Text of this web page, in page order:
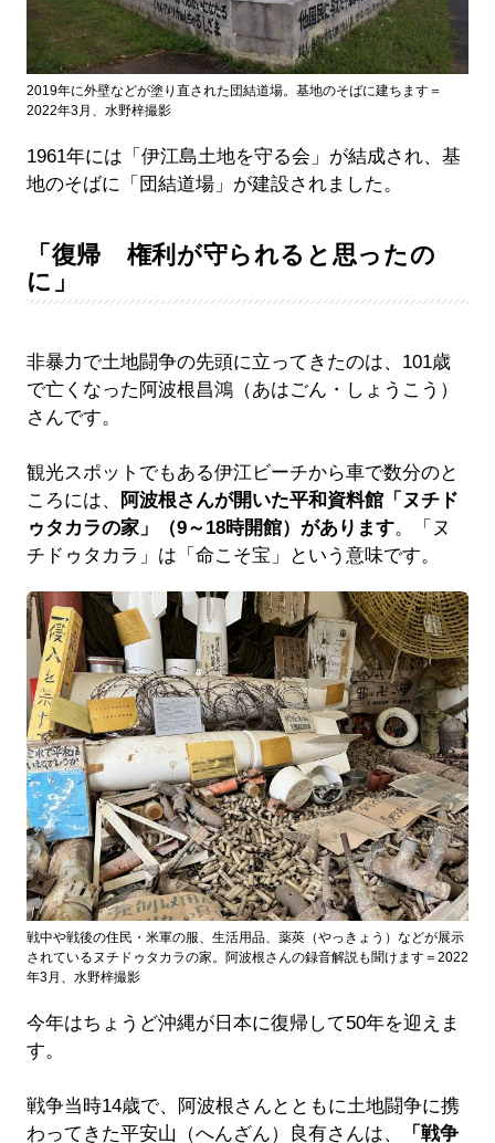
2019年に外壁などが塗り直された団結道場。基地のそばに建ちます＝
2022年3月、水野梓撮影
1961年には「伊江島土地を守る会」が結成され、基
地のそばに「団結道場」が建設されました。
「復帰 権利が守られると思ったの
に」
非暴力で土地闘争の先頭に立ってきたのは、101歳
で亡くなった阿波根昌鴻（あはごん・しょうこう）
さんです。
観光スポットでもある伊江ビーチから車で数分のと
ころには、
阿波根さんが開いた平和資料館「ヌチド
ゥタカラの家」（9～18時開館）があります。「ヌ
チドゥタカラ」は「命こそ宝」という意味です。
戦中や戦後の住民・米軍の服、生活用品、薬莢（やっきょう）などが展示
されているヌチドゥタカラの家。阿波根さんの録音解説も聞けます＝2022
年3月、水野梓撮影
今年はちょうど沖縄が日本に復帰して50年を迎えま
す。
戦争当時14歳で、阿波根さんとともに土地闘争に携
わってきた平安山（へんざん）良有さんは、
「戦争